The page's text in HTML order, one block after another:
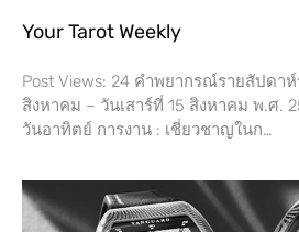
Your Tarot Weekly
Post Views: 24 คำพยากรณ์รายสัปดา
สิงหาคม – วันเสาร์ที่​ 15 สิงหาคม พ.ศ.
วันอาทิตย์ การงาน​ : เชี่ยวชาญในก…